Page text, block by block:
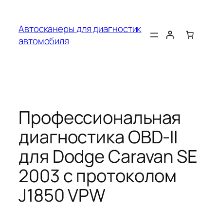
содержимому
Автосканеры для диагностик
автомобиля
Профессиональная
диагностика OBD-II
для Dodge Caravan SE
2003 с протоколом
J1850 VPW